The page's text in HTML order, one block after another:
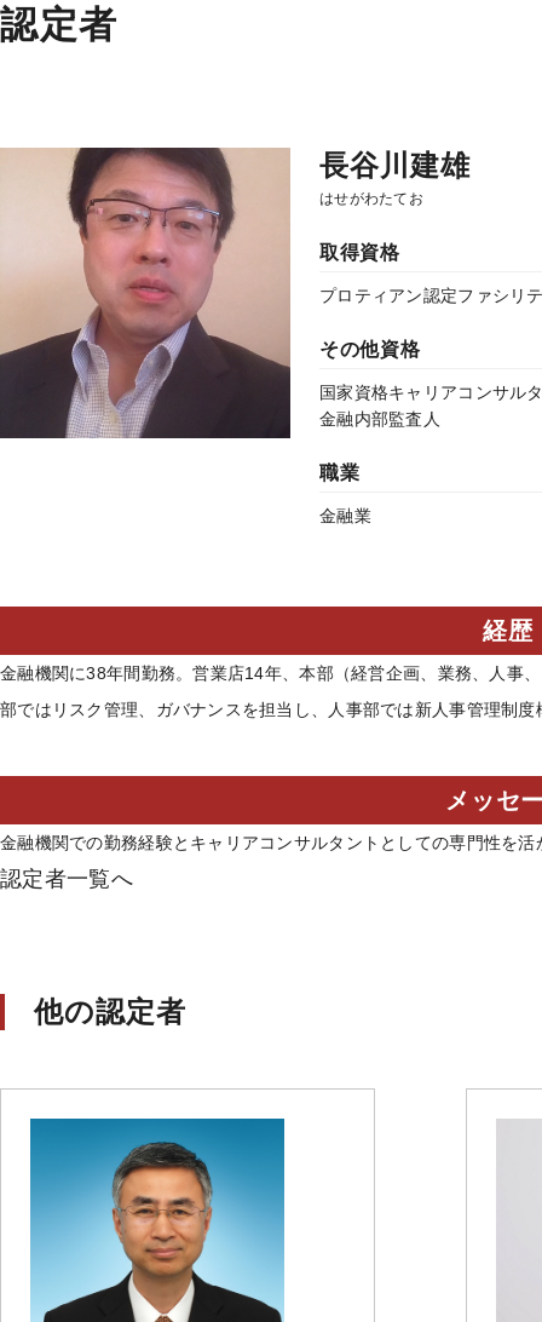
認定者
長谷川建雄
はせがわたてお
取得資格
プロティアン認定ファシリ
その他資格
国家資格キャリアコンサル
金融内部監査人
職業
金融業
経歴
金融機関に38年間勤務。営業店14年、本部（経営企画、業務、人事
部ではリスク管理、ガバナンスを担当し、人事部では新人事管理制
メッセ
金融機関での勤務経験とキャリアコンサルタントとしての専門性を
認定者一覧へ
他の認定者